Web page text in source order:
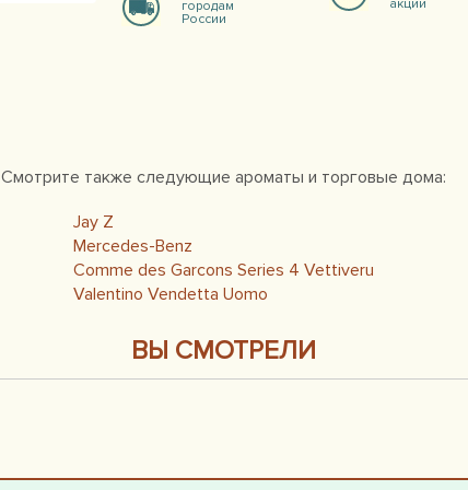
городам
России
акции
Смотрите также следующие ароматы и торговые дома:
Jay Z
Mercedes-Benz
Comme des Garcons Series 4 Vettiveru
Valentino Vendetta Uomo
ВЫ СМОТРЕЛИ